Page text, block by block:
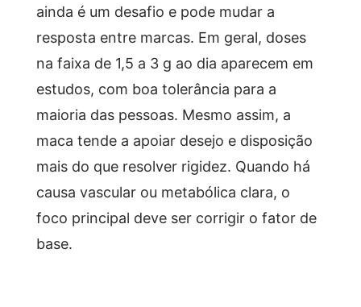
ainda é um desafio e pode mudar a
resposta entre marcas. Em geral, doses
na faixa de 1,5 a 3 g ao dia aparecem em
estudos, com boa tolerância para a
maioria das pessoas. Mesmo assim, a
maca tende a apoiar desejo e disposição
mais do que resolver rigidez. Quando há
causa vascular ou metabólica clara, o
foco principal deve ser corrigir o fator de
base.